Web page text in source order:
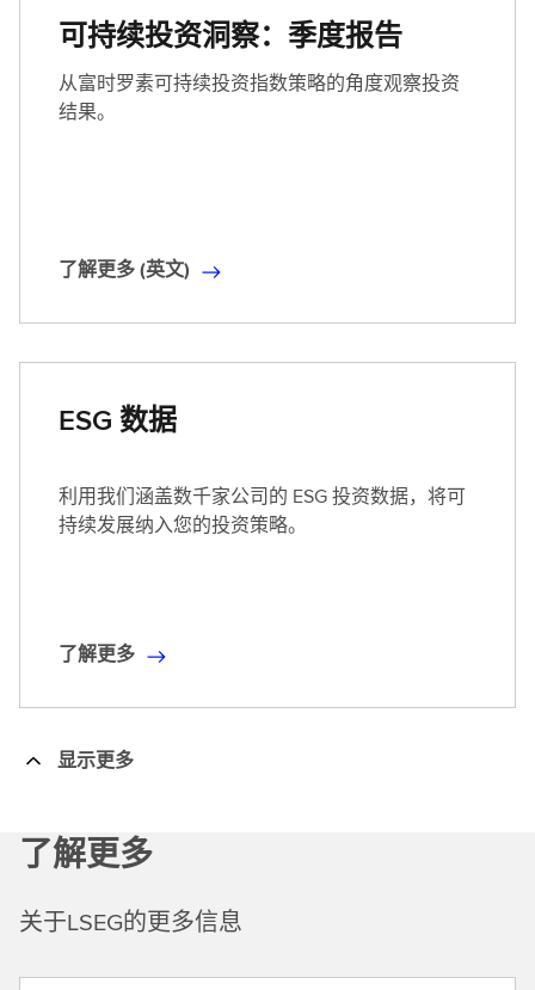
英
文
)
可持续投资洞察：季度报告
从富时罗素可持续投资指数策略的角度观察投资
结果。
了
多
英
)
了解更多 (英文)
ESG 数据
利用我们涵盖数千家公司的 ESG 投资数据，将可
持续发展纳入您的投资策略。
了
多
了解更多
显示更多
了解更多
关于LSEG的更多信息